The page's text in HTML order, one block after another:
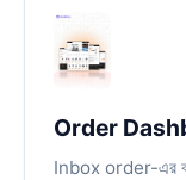
Order
Inbox order-এর